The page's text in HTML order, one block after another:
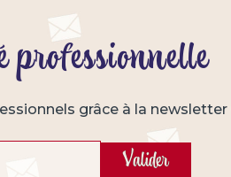
grâce à la newsletter
Valider